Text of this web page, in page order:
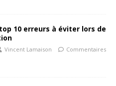
10 erreurs à éviter lors de
Vincent Lamaison
Commentaires